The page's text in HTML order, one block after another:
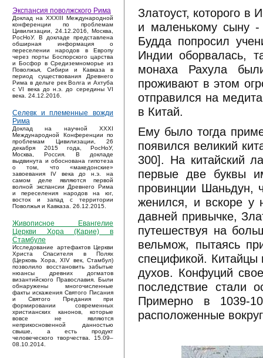
Экспансия поволжского Рима
Доклад на XXXIII Международной
конференции по проблемам
Цивилизации, 24.12.2016, Москва,
РосНоУ. В докладе представлена
обширная информация о
переселении народов в Европу
через порты Боспорского царства
и Босфор в Средиземноморье из
Поволжья, Сибири и Кавказа в
период существования Древнего
Рима в дельте рек Волга и Ахтуба
с VI века до н.э. до середины VI
века. 24.12.2016.
Селевк и племенные вожди
Рима
Доклад на научной XXXI
Международной Конференции по
проблемам Цивилизации, 26
декабря 2015 года, РосНоУ,
Москва, Россия. В докладе
выдвинута и обоснована гипотеза
о том, что «македонские»
завоевания IV века до н.э. на
самом деле являются первой
волной экспансии Древнего Рима
и переселения народов на юг,
восток и запад с территории
Поволжья и Кавказа. 26.12.2015.
Живописное Евангелие
Церкви Хора (Карие) в
Стамбуле
Исследование артефактов Церкви
Христа Спасителя в Полях
(Церковь Хора, XIV век, Стамбул)
позволило восстановить забытые
нюансы древних догматов
византийского Православия. Были
обнаружены многочисленные
факты искажения Святого Писания
и Святого Предания при
формировании современных
христианских канонов, которые
вовсе не являются
неприкосновенной данностью
свыше, а есть продукт
человеческого творчества. 15.09–
08.10.2014.
Златоуст, которого в
и маленькому сыну
Будда попросил
Индии оборвалась,
монаха Рахула
проживают в этом
отправился на
в Китай.
Ему было тогда
появился великий
300]. На китайский
первые две буквы
провинции Шаньдун,
женился, и вскоре у
давней привычке,
путешествуя на
вельмож, пытаясь
спецификой. Китайцы
духов. Конфуций
последствие стали
Примерно в 1039-
расположенные